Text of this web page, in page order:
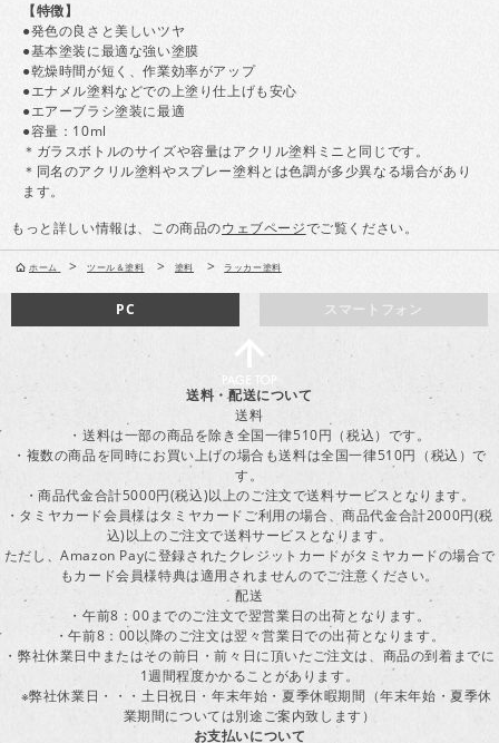
【特徴】
●発色の良さと美しいツヤ
●基本塗装に最適な強い塗膜
●乾燥時間が短く、作業効率がアップ
●エナメル塗料などでの上塗り仕上げも安心
●エアーブラシ塗装に最適
●容量：10ml
＊ガラスボトルのサイズや容量はアクリル塗料ミニと同じです。
＊同名のアクリル塗料やスプレー塗料とは色調が多少異なる場合があり
ます。
もっと詳しい情報は、この商品のウェブページでご覧ください。
ホーム > ツール＆塗料 > 塗料 > ラッカー塗料
スマートフォン
PC
送料・配送について
送料
・送料は一部の商品を除き全国一律510円（税込）です。
・複数の商品を同時にお買い上げの場合も送料は全国一律510円（税込）で
す。
・商品代金合計5000円(税込)以上のご注文で送料サービスとなります。
・タミヤカード会員様はタミヤカードご利用の場合、商品代金合計2000円(税
込)以上のご注文で送料サービスとなります。
ただし、Amazon Payに登録されたクレジットカードがタミヤカードの場合で
もカード会員様特典は適用されませんのでご注意ください。
配送
・午前8：00までのご注文で翌営業日の出荷となります。
・午前8：00以降のご注文は翌々営業日での出荷となります。
・弊社休業日中またはその前日・前々日に頂いたご注文は、商品の到着までに
1週間程度かかることがあります。
※弊社休業日・・・土日祝日・年末年始・夏季休暇期間（年末年始・夏季休
業期間については別途ご案内致します）
お支払いについて